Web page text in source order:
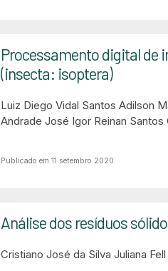
Processamento digital de
(insecta: isoptera)
Luiz Diego Vidal Santos Adilson
Andrade José Igor Reinan Santos
Publicado em 11 setembro 2020
Análise dos resíduos
Cristiano José da Silva Juliana